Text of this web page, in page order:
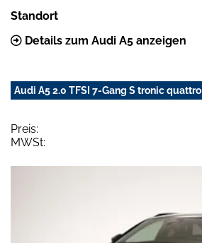
Standort
Details zum Audi A5 anzeigen
Audi A5 2.0 TFSI 7-Gang S tronic quattro
Preis:
MWSt: